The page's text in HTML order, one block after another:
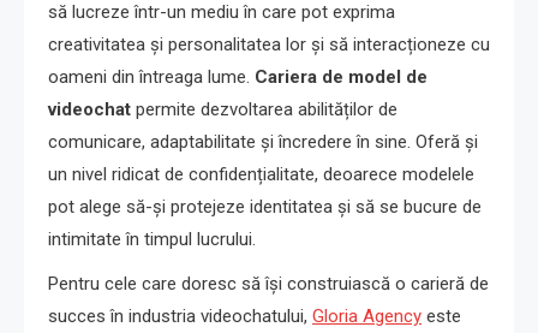
să lucreze într-un mediu în care pot exprima
creativitatea și personalitatea lor și să interacționeze cu
oameni din întreaga lume. Cariera de model de
videochat permite dezvoltarea abilităților de
comunicare, adaptabilitate și încredere în sine. Oferă și
un nivel ridicat de confidențialitate, deoarece modelele
pot alege să-și protejeze identitatea și să se bucure de
intimitate în timpul lucrului.
Pentru cele care doresc să își construiască o carieră de
succes în industria videochatului, Gloria Agency este